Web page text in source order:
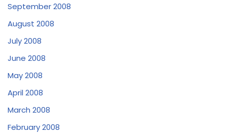
September 2008
August 2008
July 2008
June 2008
May 2008
April 2008
March 2008
February 2008